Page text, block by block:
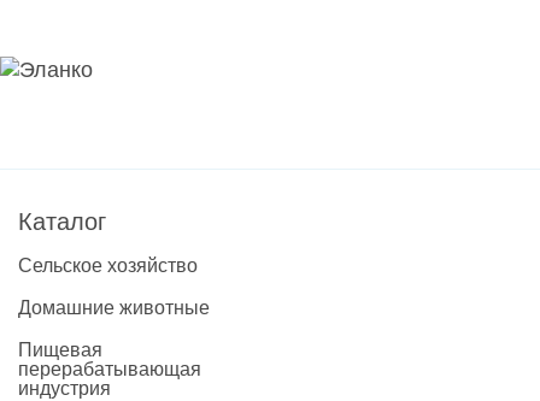
Каталог
Сельское хозяйство
Домашние животные
Пищевая
перерабатывающая
индустрия